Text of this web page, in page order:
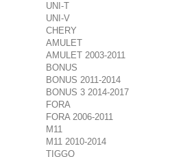
UNI-T
UNI-V
CHERY
AMULET
AMULET 2003-2011
BONUS
BONUS 2011-2014
BONUS 3 2014-2017
FORA
FORA 2006-2011
M11
M11 2010-2014
TIGGO